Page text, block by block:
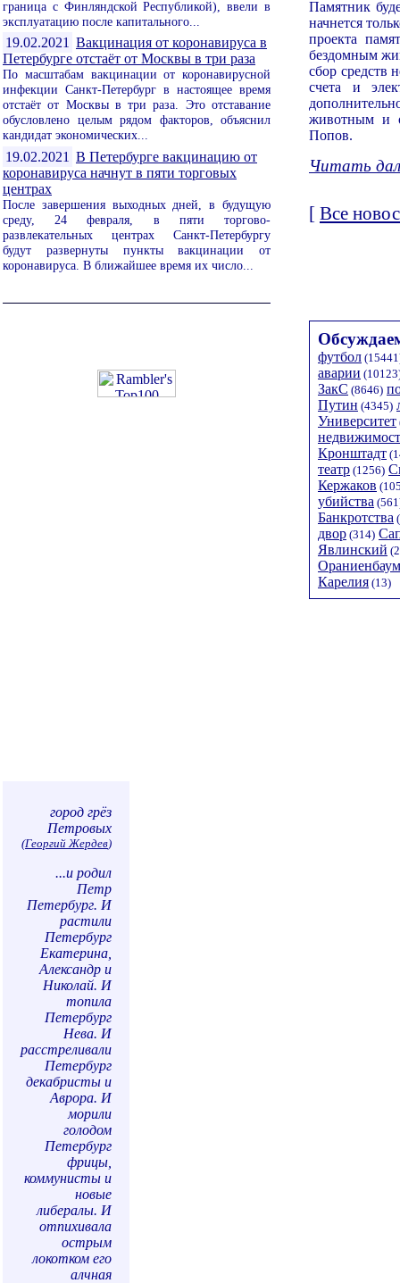
граница с Финляндской Республикой), ввели в
эксплуатацию после капитального...
19.02.2021 Вакцинация от коронавируса в
Петербурге отстаёт от Москвы в три раза
По масштабам вакцинации от коронавирусной
инфекции Санкт-Петербург в настоящее время
отстаёт от Москвы в три раза. Это отставание
обусловлено целым рядом факторов, объяснил
кандидат экономических...
19.02.2021 В Петербурге вакцинацию от
коронавируса начнут в пяти торговых
центрах
После завершения выходных дней, в будущую
среду, 24 февраля, в пяти торгово-
развлекательных центрах Санкт-Петербургу
будут развернуты пункты вакцинации от
коронавируса. В ближайшее время их число...
Памятник
начнется
проекта
бездомным
сбор средств
счета и
животным и
Попов.
Читать
[ Все
футбол
аварии
ЗакС (8646)
Путин (4345)
Университет
Кронштадт
театр (1256)
Кержаков
убийства
Банкротства
двор (314)
Явлинский
Ораниенбаум
Карелия (13)
город грёз
Петровых
(Георгий Жердев)
...и родил
Петр
Петербург. И
растили
Петербург
Екатерина,
Александр и
Николай. И
топила
Петербург
Нева. И
расстреливали
Петербург
декабристы и
Аврора. И
морили
голодом
Петербург
фрицы,
коммунисты и
новые
либералы. И
отпихивала
острым
локотком его
алчная